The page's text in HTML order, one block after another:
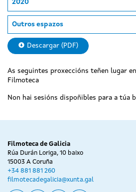
2020
Outros espazos
Descargar (PDF)
As seguintes proxeccións teñen lugar
Filmoteca
Non hai sesións dispoñibles para a túa
Filmoteca de Galicia
Rúa Durán Loriga, 10 baixo
15003 A Coruña
+34 881 881 260
filmotecadegalicia@xunta.gal